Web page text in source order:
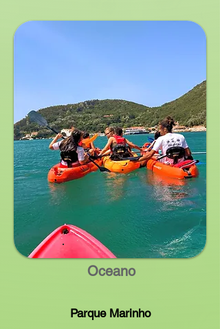
Oceano
Parque Marinho